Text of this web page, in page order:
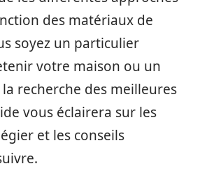
des matériaux de
soyez un particulier
votre maison ou un
recherche des meilleures
vous éclairera sur les
et les conseils